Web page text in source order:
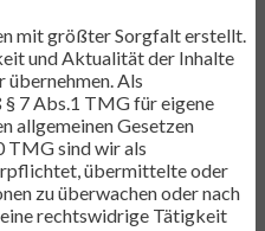
mit größter Sorgfalt erstellt.
und Aktualität der Inhalte
übernehmen. Als
7 Abs.1 TMG für eigene
allgemeinen Gesetzen
TMG sind wir als
übermittelte oder
zu überwachen oder nach
rechtswidrige Tätigkeit